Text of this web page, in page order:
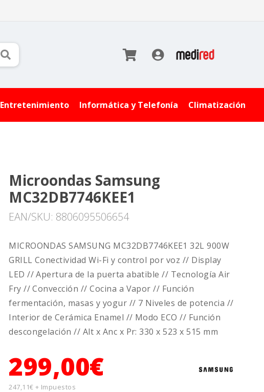
Entretenimiento Informática y Telefonía Climatización
Microondas Samsung
MC32DB7746KEE1
EAN/SKU: 8806095506654
MICROONDAS SAMSUNG MC32DB7746KEE1 32L 900W
GRILL Conectividad Wi-Fi y control por voz // Display
LED // Apertura de la puerta abatible // Tecnología Air
Fry // Convección // Cocina a Vapor // Función
fermentación, masas y yogur // 7 Niveles de potencia //
Interior de Cerámica Enamel // Modo ECO // Función
descongelación // Alt x Anc x Pr: 330 x 523 x 515 mm
299,00€
247,11€ + Impuestos